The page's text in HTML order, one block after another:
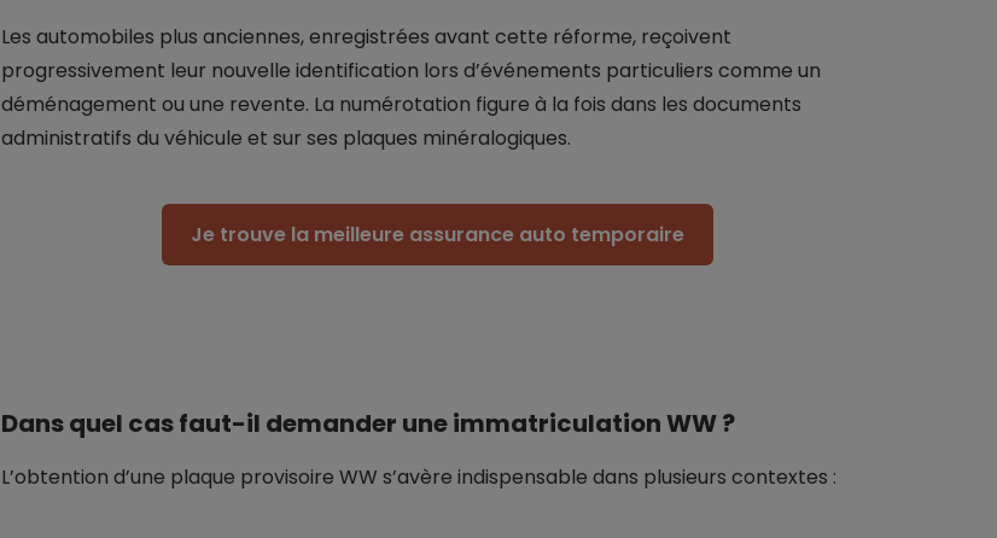
Les automobiles plus anciennes, enregistrées avant cette réforme, reçoivent
progressivement leur nouvelle identification lors d’événements particuliers comme un
déménagement ou une revente. La numérotation figure à la fois dans les documents
administratifs du véhicule et sur ses plaques minéralogiques.
Je trouve la meilleure assurance auto temporaire
Dans quel cas faut-il demander une immatriculation WW ?
L’obtention d’une plaque provisoire WW s’avère indispensable dans plusieurs contextes :